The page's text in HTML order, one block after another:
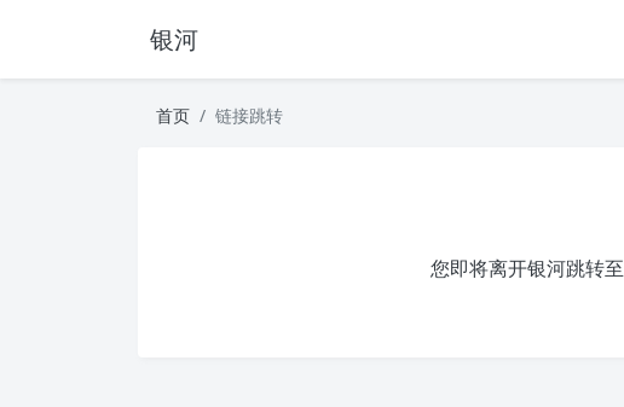
银河
首页 链接跳转
您即将离开银河跳转至